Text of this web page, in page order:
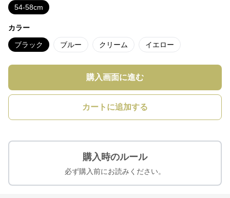
54-58cm
カラー
ブラック ブルー クリーム イエロー
購入画面に進む
カートに追加する
購入時のルール
必ず購入前にお読みください。